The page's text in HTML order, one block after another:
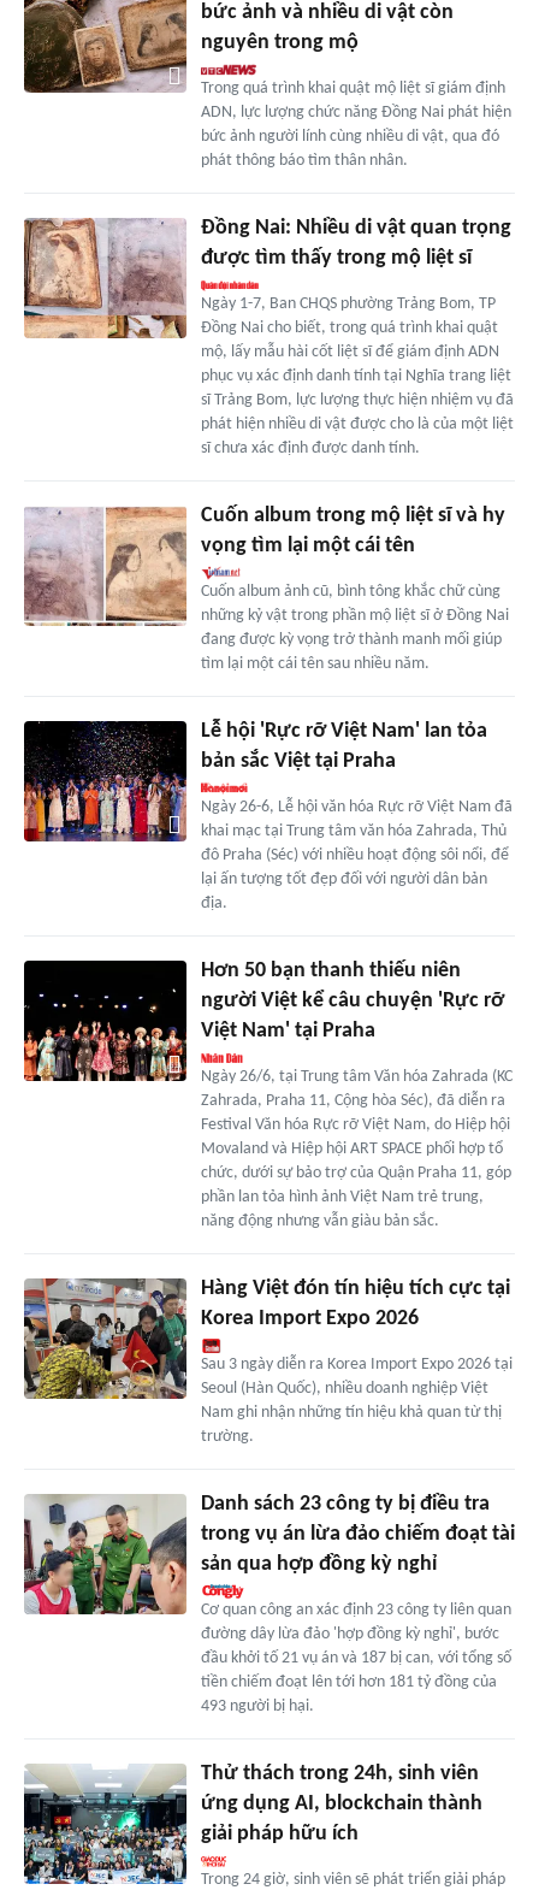
bức ảnh và nhiều di vật còn
nguyên trong mộ
Trong quá trình khai quật mộ liệt sĩ giám định
ADN, lực lượng chức năng Đồng Nai phát hiện
bức ảnh người lính cùng nhiều di vật, qua đó
phát thông báo tìm thân nhân.
Đồng Nai: Nhiều di vật quan trọng
được tìm thấy trong mộ liệt sĩ
Ngày 1-7, Ban CHQS phường Trảng Bom, TP
Đồng Nai cho biết, trong quá trình khai quật
mộ, lấy mẫu hài cốt liệt sĩ để giám định ADN
phục vụ xác định danh tính tại Nghĩa trang liệt
sĩ Trảng Bom, lực lượng thực hiện nhiệm vụ đã
phát hiện nhiều di vật được cho là của một liệt
sĩ chưa xác định được danh tính.
Cuốn album trong mộ liệt sĩ và hy
vọng tìm lại một cái tên
Cuốn album ảnh cũ, bình tông khắc chữ cùng
những kỷ vật trong phần mộ liệt sĩ ở Đồng Nai
đang được kỳ vọng trở thành manh mối giúp
tìm lại một cái tên sau nhiều năm.
Lễ hội 'Rực rỡ Việt Nam' lan tỏa
bản sắc Việt tại Praha
Ngày 26-6, Lễ hội văn hóa Rực rỡ Việt Nam đã
khai mạc tại Trung tâm văn hóa Zahrada, Thủ
đô Praha (Séc) với nhiều hoạt động sôi nổi, để
lại ấn tượng tốt đẹp đối với người dân bản
địa.
Hơn 50 bạn thanh thiếu niên
người Việt kể câu chuyện 'Rực rỡ
Việt Nam' tại Praha
Ngày 26/6, tại Trung tâm Văn hóa Zahrada (KC
Zahrada, Praha 11, Cộng hòa Séc), đã diễn ra
Festival Văn hóa Rực rỡ Việt Nam, do Hiệp hội
Movaland và Hiệp hội ART SPACE phối hợp tổ
chức, dưới sự bảo trợ của Quận Praha 11, góp
phần lan tỏa hình ảnh Việt Nam trẻ trung,
năng động nhưng vẫn giàu bản sắc.
Hàng Việt đón tín hiệu tích cực tại
Korea Import Expo 2026
Sau 3 ngày diễn ra Korea Import Expo 2026 tại
Seoul (Hàn Quốc), nhiều doanh nghiệp Việt
Nam ghi nhận những tín hiệu khả quan từ thị
trường.
Danh sách 23 công ty bị điều tra
trong vụ án lừa đảo chiếm đoạt tài
sản qua hợp đồng kỳ nghỉ
Cơ quan công an xác định 23 công ty liên quan
đường dây lừa đảo 'hợp đồng kỳ nghỉ', bước
đầu khởi tố 21 vụ án và 187 bị can, với tổng số
tiền chiếm đoạt lên tới hơn 181 tỷ đồng của
493 người bị hại.
Thử thách trong 24h, sinh viên
ứng dụng AI, blockchain thành
giải pháp hữu ích
Trong 24 giờ, sinh viên sẽ phát triển giải pháp